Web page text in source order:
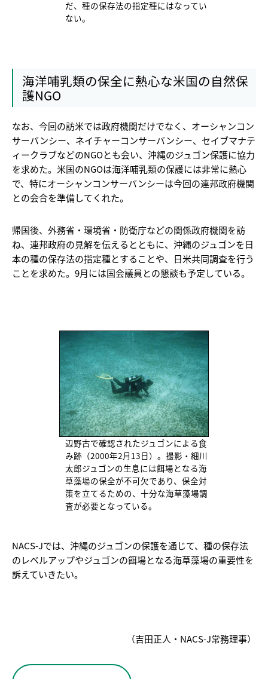
だ、種の保存法の指定種にはなってい
ない。
海洋哺乳類の保全に熱心な米国の自然保
護NGO
なお、今回の訪米では政府機関だけでなく、オーシャンコン
サーバンシー、ネイチャーコンサーバンシー、セイブマナテ
ィークラブなどのNGOとも会い、沖縄のジュゴン保護に協力
を求めた。米国のNGOは海洋哺乳類の保護には非常に熱心
で、特にオーシャンコンサーバンシーは今回の連邦政府機関
との会合を準備してくれた。
帰国後、外務省・環境省・防衛庁などの関係政府機関を訪
ね、連邦政府の見解を伝えるとともに、沖縄のジュゴンを日
本の種の保存法の指定種とすることや、日米共同調査を行う
ことを求めた。9月には国会議員との懇談も予定している。
辺野古で確認されたジュゴンによる食
み跡（2000年2月13日）。撮影・細川
太郎ジュゴンの生息には餌場となる海
草藻場の保全が不可欠であり、保全対
策を立てるための、十分な海草藻場調
査が必要となっている。
NACS-Jでは、沖縄のジュゴンの保護を通じて、種の保存法
のレベルアップやジュゴンの餌場となる海草藻場の重要性を
訴えていきたい。
（吉田正人・NACS-J常務理事）